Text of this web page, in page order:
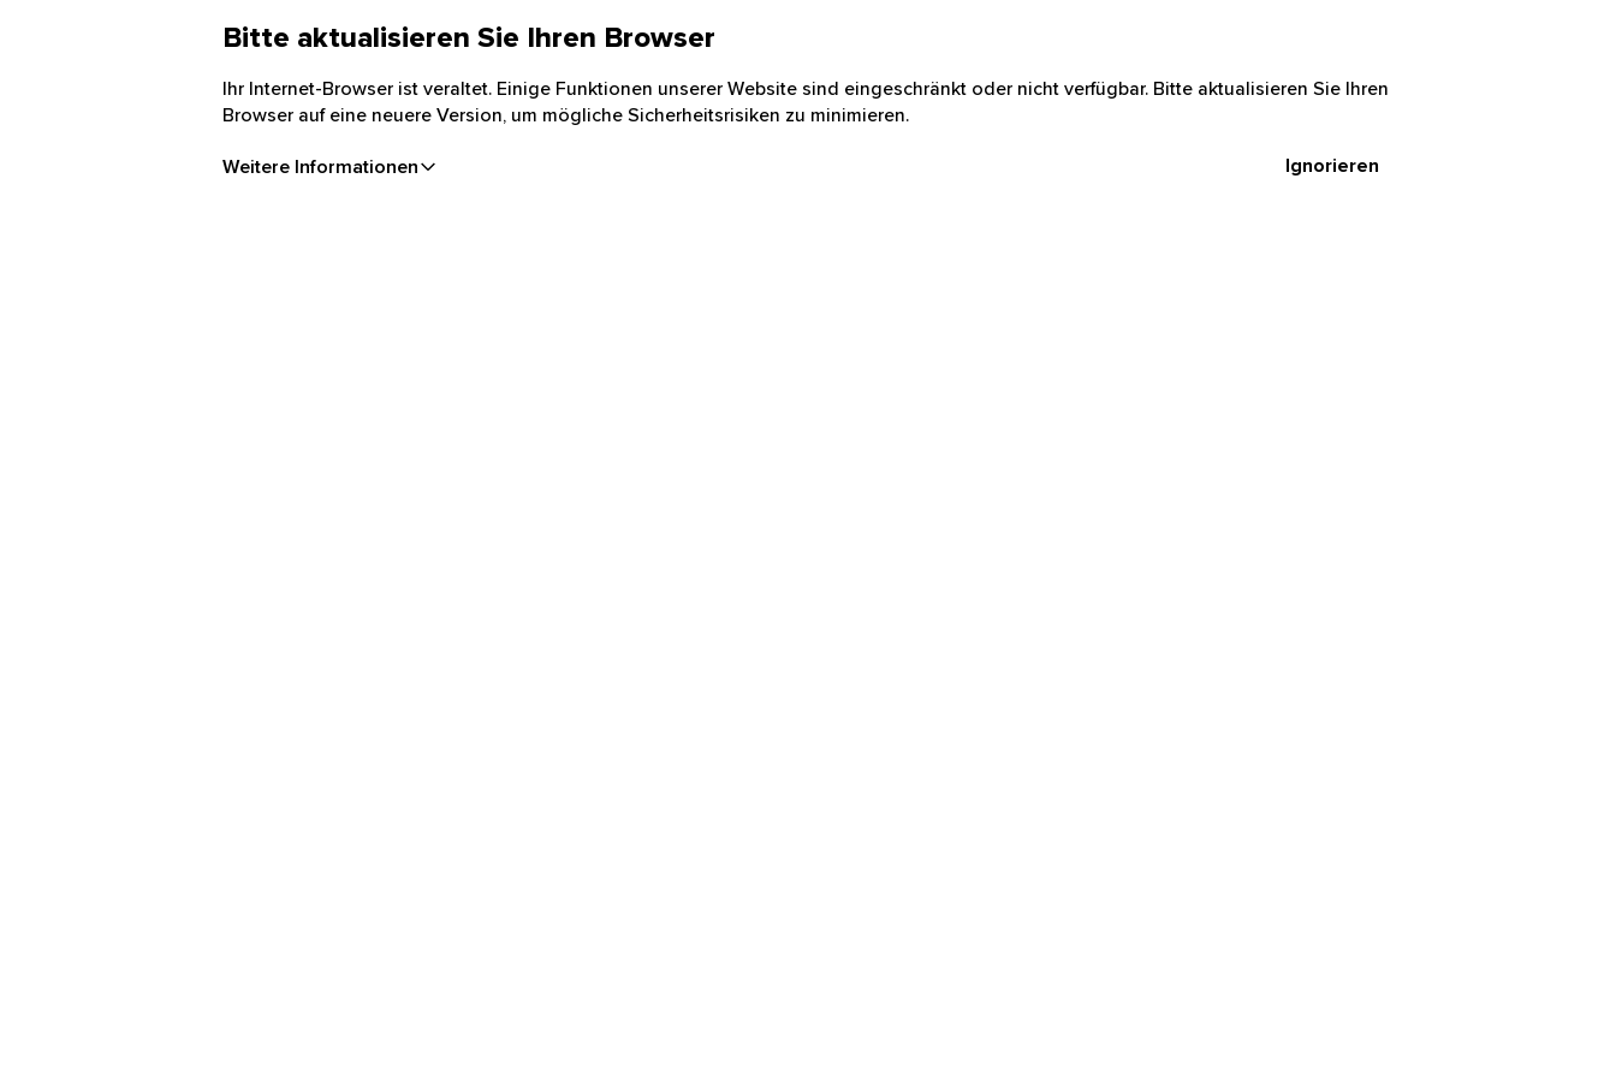
Bitte aktualisieren Sie Ihren Browser
Ihr Internet-Browser ist veraltet. Einige Funktionen unserer Website sind eingeschränkt oder nicht verfügbar. Bitte aktualisieren Sie Ihren
Browser auf eine neuere Version, um mögliche Sicherheitsrisiken zu minimieren.
Weitere Informationen Ignorieren